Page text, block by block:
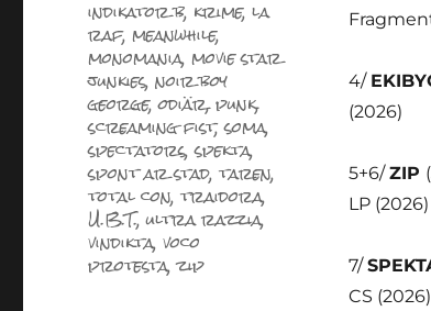
4/
(2026)
5+6/ZIP
LP (2026)
7/
CS (2026)
indikator b, krime,la
raf,meanwhile,
monomania,movie star
junkies,noir boy
george,odiär,punk,
screaming fist,soma,
spectators,spekta,
spont ar stad,taren,
total con,traidora,
U.B.T.,ultra razzia,
vindikta,voco
protesta,zip